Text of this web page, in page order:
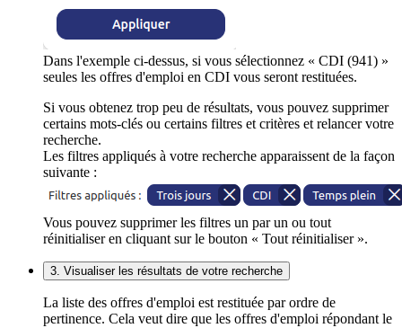
Dans l'exemple ci-dessus, si vous sélectionnez « CDI (941) »
seules les offres d'emploi en CDI vous seront restituées.
Si vous obtenez trop peu de résultats, vous pouvez supprimer
certains mots-clés ou certains filtres et critères et relancer votre
recherche.
Les filtres appliqués à votre recherche apparaissent de la façon
suivante :
Vous pouvez supprimer les filtres un par un ou tout
réinitialiser en cliquant sur le bouton « Tout réinitialiser ».
3. Visualiser les résultats de votre recherche
La liste des offres d'emploi est restituée par ordre de
pertinence. Cela veut dire que les offres d'emploi répondant le